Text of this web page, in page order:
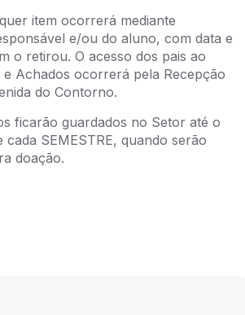
item ocorrerá mediante
e/ou do aluno, com data e
o retirou. O acesso dos pais ao
e Achados ocorrerá pela Recepção
do Contorno.
ficarão guardados no Setor até o
cada SEMESTRE, quando serão
doação.